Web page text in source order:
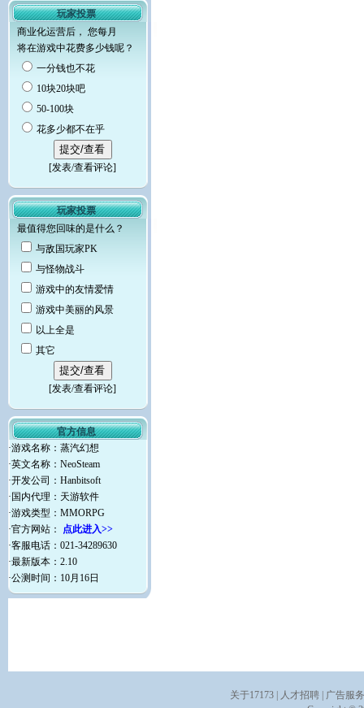
玩家投票
商业化运营后， 您每月
将在游戏中花费多少钱呢？
一分钱也不花
10块20块吧
50-100块
花多少都不在乎
[发表/查看评论]
玩家投票
最值得您回味的是什么？
与敌国玩家PK
与怪物战斗
游戏中的友情爱情
游戏中美丽的风景
以上全是
其它
[发表/查看评论]
官方信息
·游戏名称：蒸汽幻想
·英文名称：NeoSteam
·开发公司：Hanbitsoft
·国内代理：天游软件
·游戏类型：MMORPG
·官方网站： 点此进入>>
·客服电话：021-34289630
·最新版本：2.10
·公测时间：10月16日
关于17173 人才招聘
广告服务